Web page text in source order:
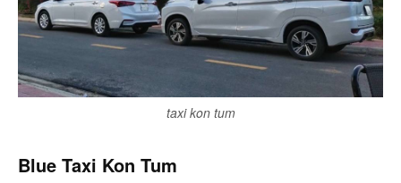
taxi kon tum
Blue Taxi Kon Tum